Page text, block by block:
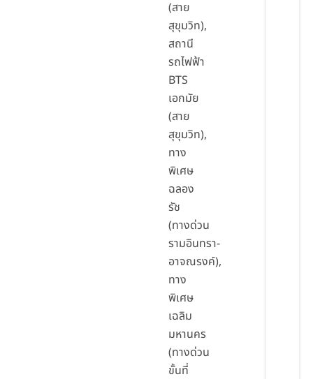
(สาย
สุขุมวิท),
สถานี
รถไฟฟ้า
BTS
เอกมัย
(สาย
สุขุมวิท),
ทาง
พิเศษ
ฉลอง
รัช
(ทางด่วน
รามอินทรา-
อาจณรงค์),
ทาง
พิเศษ
เฉลิม
มหานคร
(ทางด่วน
ขั้นที่